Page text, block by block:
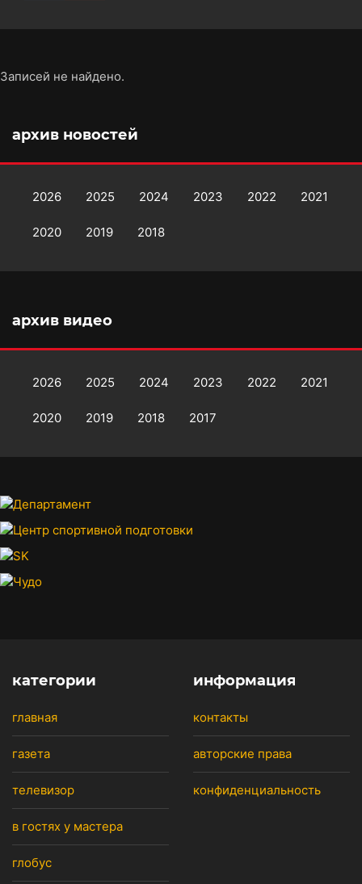
Записей не найдено.
архив новостей
2026 2025 2024 2023 2022 2021
2020 2019 2018
архив видео
2026 2025 2024 2023 2022 2021
2020 2019 2018 2017
категории
главная
газета
телевизор
в гостях у мастера
глобус
информация
контакты
авторские права
конфиденциальность